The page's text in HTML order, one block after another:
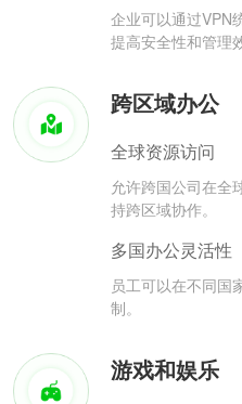
企业可以通过VPN
提高安全性和管理
跨区域办公
全球资源访问
允许跨国公司在全
持跨区域协作。
多国办公灵活性
员工可以在不同国
制。
游戏和娱乐